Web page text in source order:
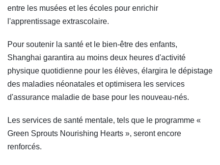
entre les musées et les écoles pour enrichir
l'apprentissage extrascolaire.
Pour soutenir la santé et le bien-être des enfants,
Shanghai garantira au moins deux heures d'activité
physique quotidienne pour les élèves, élargira le dépistage
des maladies néonatales et optimisera les services
d'assurance maladie de base pour les nouveau-nés.
Les services de santé mentale, tels que le programme «
Green Sprouts Nourishing Hearts », seront encore
renforcés.